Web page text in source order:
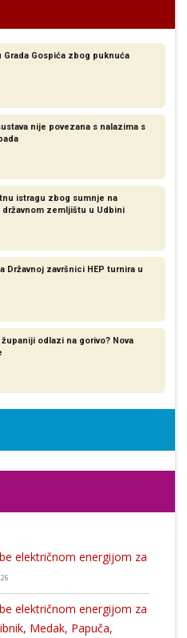
Gospića zbog puknuća
nije povezana s nalazima s
istragu zbog sumnje na
zemljištu u Udbini
Državnoj završnici HEP turnira u
odlazi na gorivo? Nova
električnom energijom za
električnom energijom za
Medak, Papuča,